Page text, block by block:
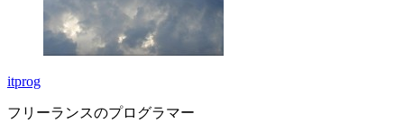
itprog
フリーランスのプログラマー